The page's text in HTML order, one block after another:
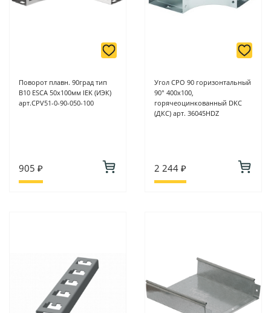
Поворот плавн. 90град тип
В10 ESCA 50х100мм IEK (ИЭК)
арт.CPV51-0-90-050-100
905 ₽
Угол CPO 90 горизонтальный
90° 400х100,
горячеоцинкованный DKC
(ДКС) арт. 36045HDZ
2 244 ₽